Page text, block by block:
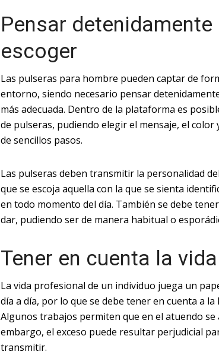
Pensar detenidamente
escoger
Las pulseras para hombre pueden captar de
entorno, siendo necesario pensar
más adecuada. Dentro de la plataforma es
de pulseras, pudiendo elegir el mensaje, el color
de sencillos pasos.
Las pulseras deben transmitir la personalidad
que se escoja aquella con la que se sienta
en todo momento del día. También se debe
dar, pudiendo ser de manera habitual o
Tener en cuenta la
La vida profesional de un individuo juega un
día a día, por lo que se debe tener en cuenta a
Algunos trabajos permiten que en el atuendo se
embargo, el exceso puede resultar perjudicial
transmitir.